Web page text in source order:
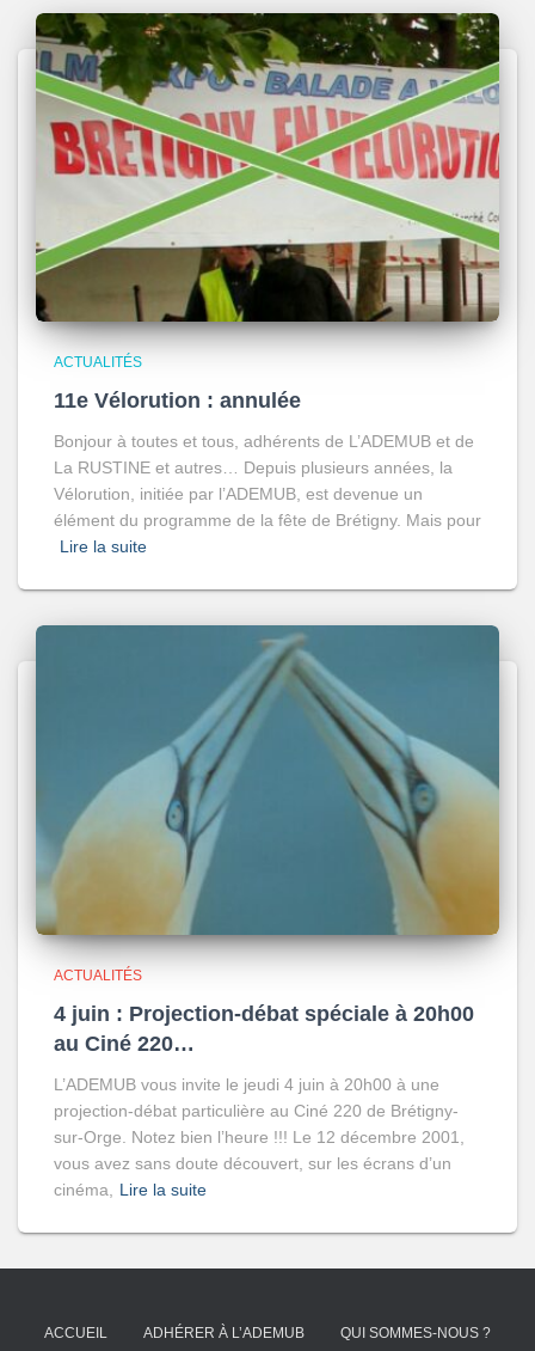
ACTUALITÉS
11e Vélorution : annulée
Bonjour à toutes et tous, adhérents de L’ADEMUB et de
La RUSTINE et autres… Depuis plusieurs années, la
Vélorution, initiée par l’ADEMUB, est devenue un
élément du programme de la fête de Brétigny. Mais pour
Lire la suite
ACTUALITÉS
4 juin : Projection-débat spéciale à 20h00
au Ciné 220…
L’ADEMUB vous invite le jeudi 4 juin à 20h00 à une
projection-débat particulière au Ciné 220 de Brétigny-
sur-Orge. Notez bien l’heure !!! Le 12 décembre 2001,
vous avez sans doute découvert, sur les écrans d’un
cinéma,
Lire la suite
ACCUEIL ADHÉRER À L’ADEMUB QUI SOMMES-NOUS ?